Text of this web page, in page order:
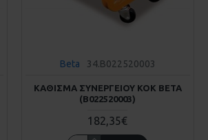
Beta 34.B022520003
ΚΆΘΙΣΜΑ ΣΥΝΕΡΓΕΊΟΥ ΚΌΚ BETA
(Β022520003)
182,35€